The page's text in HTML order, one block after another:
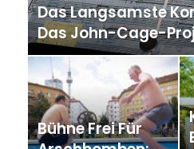
Das Langsamste
Das John-Cage-
Halberstadt
Bühne Frei Für